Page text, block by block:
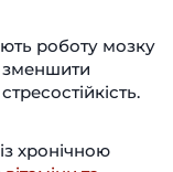
роботу мозку
зменшити
хронічною